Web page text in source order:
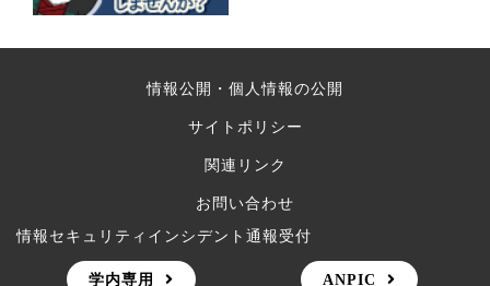
情報公開・個人情報の公開
サイトポリシー
関連リンク
お問い合わせ
情報セキュリティインシデント通報受付
学内専用 ANPIC